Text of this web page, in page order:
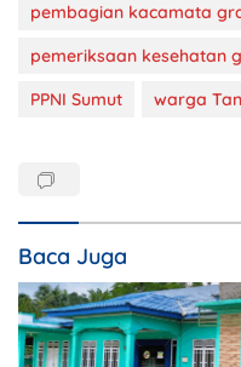
pembagian kacamata
pemeriksaan kesehatan
PPNI Sumut
warga
Baca Juga